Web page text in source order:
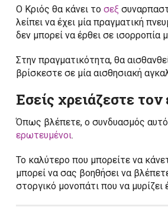
Ο Κριός θα κάνει το σεξ
λείπει να έχει μία πραγματική
δεν μπορεί να έρθει σε ισορροπία
Στην πραγματικότητα, θα
βρίσκεστε σε μία αισθησιακή
Εσείς χρειάζεστε
Όπως βλέπετε, ο συνδυασμός
ερωτευμένοι.
Το καλύτερο που μπορείτε να
μπορεί να σας βοηθήσει να
στοργικό μονοπάτι που να μυρίζει